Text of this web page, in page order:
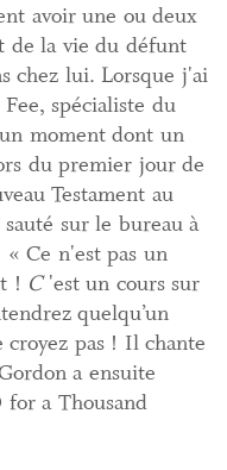
avoir une ou deux
de la vie du défunt
chez lui. Lorsque j'ai
spécialiste du
moment dont un
du premier jour de
Testament au
sur le bureau à
Ce n'est pas un
! C'est un cours sur
quelqu’un
pas ! Il chante
a ensuite
a Thousand